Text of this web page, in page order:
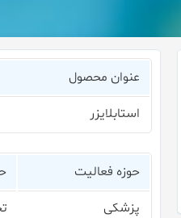
عنوان محصول
استابلایزر
حوزه فعالیت
پزشکی